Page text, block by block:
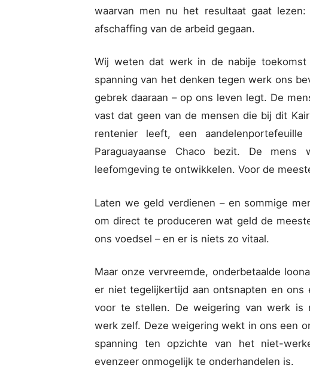
waarvan men nu het resultaat gaat
afschaffing van de arbeid gegaan.
Wij weten dat werk in de nabije
spanning van het denken tegen werk ons
gebrek daaraan – op ons leven legt. De
vast dat geen van de mensen die bij dit
rentenier leeft, een
Paraguayaanse Chaco bezit. De
leefomgeving te ontwikkelen. Voor de
Laten we geld verdienen – en sommige
om direct te produceren wat geld de
ons voedsel – en er is niets zo vitaal.
Maar onze vervreemde, onderbetaalde
er niet tegelijkertijd aan ontsnapten en
voor te stellen. De weigering van werk is
werk zelf. Deze weigering wekt in ons een
spanning ten opzichte van het niet-
evenzeer onmogelijk te onderhandelen is.